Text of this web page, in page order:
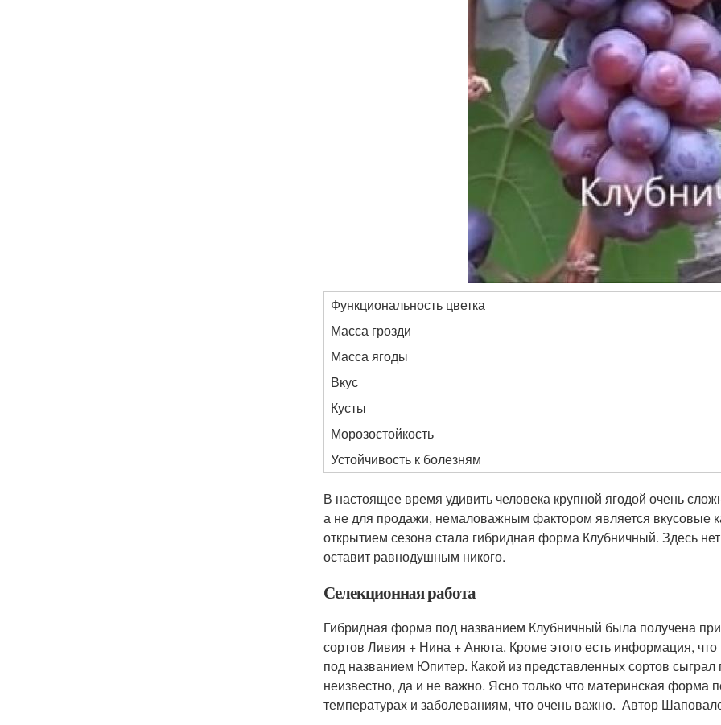
Функциональность цветка
Масса грозди
Масса ягоды
Вкус
Кусты
Морозостойкость
Устойчивость к болезням
В настоящее время удивить человека крупной ягодой очень
а не для продажи, немаловажным фактором является вкусовые
открытием сезона стала гибридная форма Клубничный. Здесь
оставит равнодушным никого.
Селекционная работа
Гибридная форма под названием Клубничный была получена
сортов Ливия + Нина + Анюта. Кроме этого есть информация,
под названием Юпитер. Какой из представленных сортов
неизвестно, да и не важно. Ясно только что материнская форма
температурах и заболеваниям, что очень важно. Автор